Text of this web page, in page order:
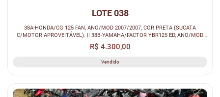
LOTE 038
38A-HONDA/CG 125 FAN, ANO/MOD 2007/2007, COR PRETA (SUCATA
C/MOTOR APROVEITÁVEL). || 38B-YAMAHA/FACTOR YBR125 ED, ANO/MOD
2012/2012, COR PRE...
R$ 4.300,00
Vendido